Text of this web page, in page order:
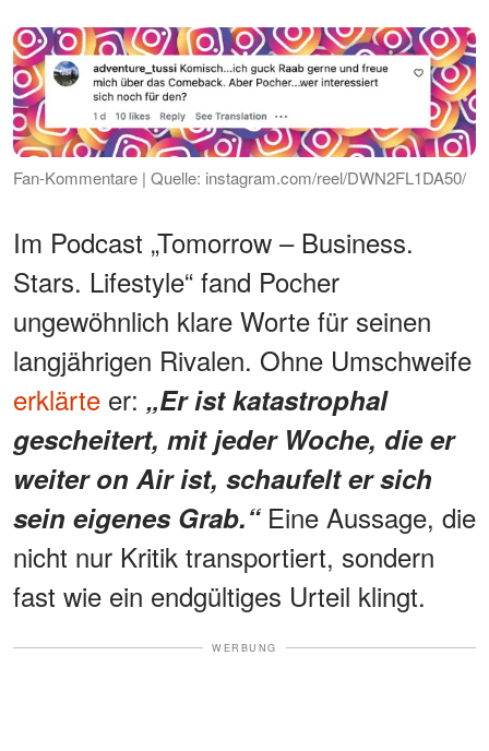
Fan-Kommentare | Quelle: instagram.com/reel/DWN2FL1DA50/
Im Podcast „Tomorrow – Business.
Stars. Lifestyle“ fand Pocher
ungewöhnlich klare Worte für seinen
langjährigen Rivalen. Ohne Umschweife
erklärte er: „Er ist katastrophal
gescheitert, mit jeder Woche, die er
weiter on Air ist, schaufelt er sich
sein eigenes Grab.“Eine Aussage, die
nicht nur Kritik transportiert, sondern
fast wie ein endgültiges Urteil klingt.
WERBUNG